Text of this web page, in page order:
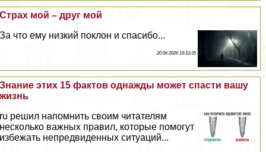
Страх мой – друг мой
За что ему низкий поклон и спасибо...
20 06 2026 19:10:35
Знание этих 15 фактов однажды может спасти вашу
жизнь
ru решил напомнить своим читателям
несколько важных правил, которые помогут
избежать непредвиденных ситуаций...